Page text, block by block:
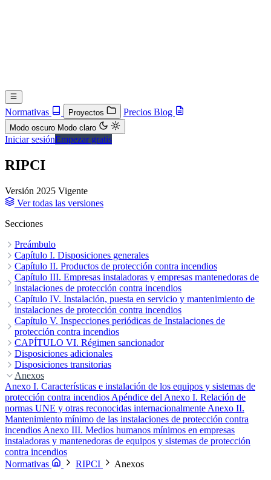
Normativas Proyectos Precios Blog
Modo oscuro Modo claro
Iniciar sesiónEmpezar gratis
RIPCI
Versión 2025 Vigente
Ver todas las versiones
Secciones
Preámbulo
Artículo único. Aprobación del Reglamento.
adicionales Disposiciones derogatorias Disposiciones finales
Disposición final tercera. Medidas de aplicación.
Capítulo I. Disposiciones generales
Artículo 1. Objeto y ámbito de aplicación material.Artículo 2.
Ámbito de aplicación subjetivo.Artículo 3. Definiciones.
Capítulo II. Productos de protección contra incendios
Artículo 4. Requisitos de los productos de protección contra
incendios.Artículo 5. Acreditación del cumplimiento de los
requisitos de seguridad de los productos de protección contra
incendios.Artículo 6. Modelos únicos.Artículo 7. Procedimiento de
reclamación ante la denegación o retirada de las marcas de
conformidad y evaluaciones técnicas de idoneidad.
Control de productos.
Capítulo III. Empresas instaladoras y empresas mantenedoras de
instalaciones de protección contra incendios
Sección 1.ª Empresas instaladoras Sección 2.ª Empresas
mantenedoras
Capítulo IV. Instalación, puesta en servicio y mantenimiento de
instalaciones de protección contra incendios
Artículo 19. Instalación.
Capítulo V. Inspecciones periódicas de Instalaciones de
protección contra incendios
Artículo 22. Inspecciones periódicas.
CAPÍTULO VI. Régimen sancionador
Artículo 23. Infracciones y sanciones.
Disposiciones adicionales
Disposición adicional primera. Reconocimiento mutuo.
adicional segunda. Cobertura de seguro u otra garantía equivalente
suscritos en otro Estado.Disposición adicional tercera. Aceptación
de documentos de otros Estados miembros a efectos de acreditación
del cumplimiento de requisitos.Disposición adicional cuarta.
Modelo de declaración responsable.Disposición adicional quinta.
Obligaciones en materia de información y reclamaciones.
Disposiciones transitorias
Disposición transitoria primera. Aplicación de este Reglamento a
equipos o sistemas sujetos a nuevas exigencias.Disposición
transitoria segunda. Aplicación de este Reglamento a equipos o
sistemas ya instalados.Disposición transitoria tercera. Aplicación de
este Reglamento a empresas instaladoras y mantenedoras ya
autorizadas.Disposición transitoria cuarta. Primera inspección de las
instalaciones existentes.
Anexos
Anexo I. Características e instalación de los equipos y sistemas de
protección contra incendios Apéndice del Anexo I. Relación de
normas UNE y otras reconocidas internacionalmente Anexo II.
Mantenimiento mínimo de las instalaciones de protección contra
incendios Anexo III. Medios humanos mínimos en empresas
instaladoras y mantenedoras de equipos y sistemas de protección
contra incendios
Normativas
RIPCI Anexos